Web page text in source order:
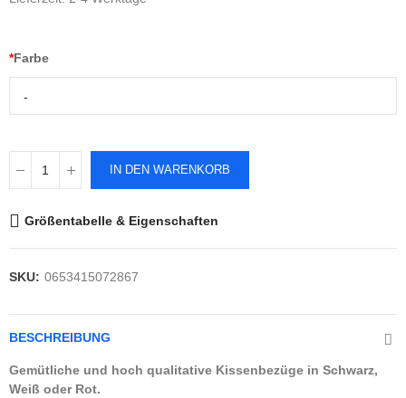
*Farbe
-
IN DEN WARENKORB
Größentabelle & Eigenschaften
SKU: 0653415072867
BESCHREIBUNG
Gemütliche und hoch qualitative Kissenbezüge in Schwarz,
Weiß oder Rot.